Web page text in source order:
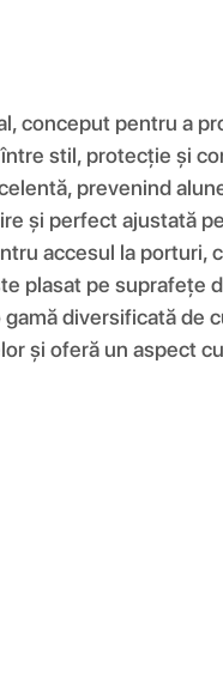
conceput pentru a
stil, protecție și
prevenind
și perfect ajustată
accesul la
plasat pe
diversificată de
și oferă un aspect